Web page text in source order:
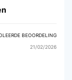
BEOORDELING
21/02/2026